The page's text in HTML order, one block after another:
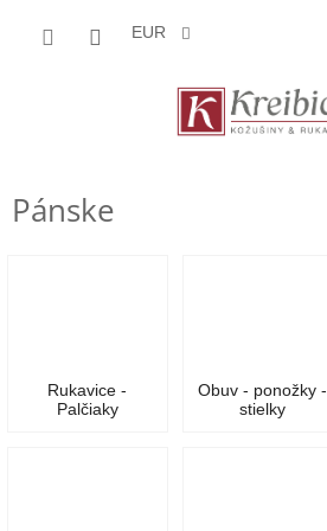
EUR
Pánske
Rukavice -
Palčiaky
Obuv - ponožky -
stielky